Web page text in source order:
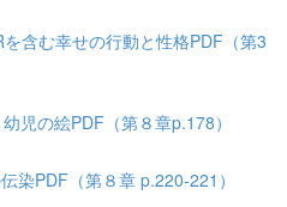
含む幸せの行動と性格PDF（第3
児の絵PDF（第８章p.178）
染PDF（第８章 p.220-221）